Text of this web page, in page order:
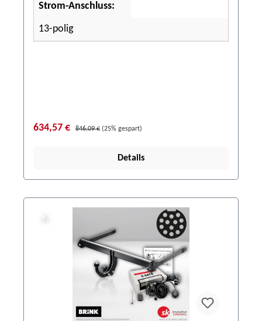
Strom-Anschluss:
13-polig
634,57 € 846,09 € (25% gespart)
Details